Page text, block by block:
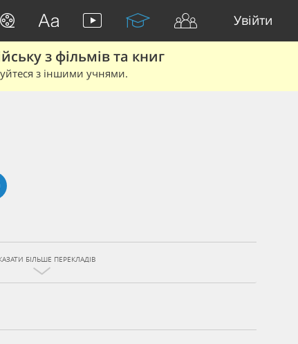
Увійти
з фільмів та книг
з іншими учнями.
БІЛЬШЕ ПЕРЕКЛАДІВ